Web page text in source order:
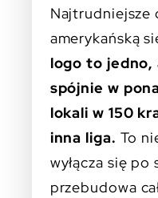
Najtrudniejsze
amerykańską
logo to jedno,
spójnie w
lokali w 150
inna liga. To
wyłącza się
przebudowa